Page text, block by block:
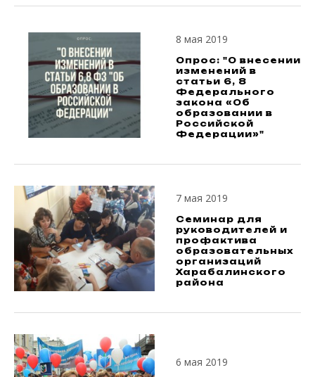
8 мая 2019
Опрос: "О внесении
изменений в
статьи 6, 8
Федерального
закона «Об
образовании в
Российской
Федерации»"
7 мая 2019
Семинар для
руководителей и
профактива
образовательных
организаций
Харабалинского
района
6 мая 2019